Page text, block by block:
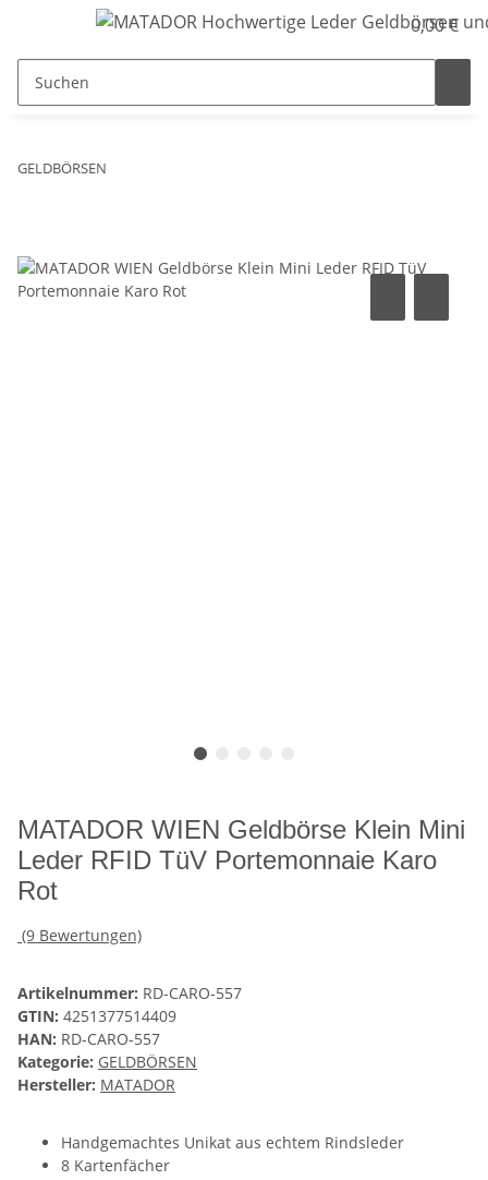
0,00 €
GELDBÖRSEN
MATADOR WIEN Geldbörse Klein Mini
Leder RFID TüV Portemonnaie Karo
Rot
(9 Bewertungen)
Artikelnummer: RD-CARO-557
GTIN: 4251377514409
HAN: RD-CARO-557
Kategorie: GELDBÖRSEN
Hersteller: MATADOR
Handgemachtes Unikat aus echtem Rindsleder
8 Kartenfächer